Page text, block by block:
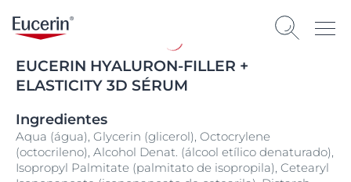
EUCERIN HYALURON-FILLER +
ELASTICITY 3D SÉRUM
Ingredientes
Aqua (água), Glycerin (glicerol), Octocrylene
(octocrileno), Alcohol Denat. (álcool etílico denaturado),
Isopropyl Palmitate (palmitato de isopropila), Cetearyl